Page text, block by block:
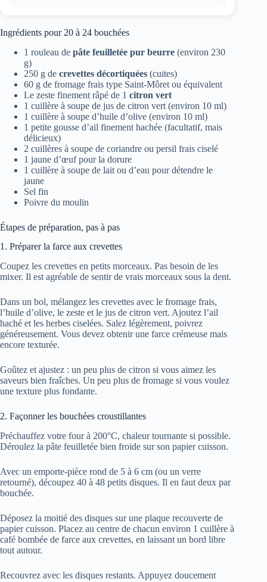
Ingrédients pour 20 à 24 bouchées
1 rouleau de pâte feuilletée pur beurre (environ 230
g)
250 g de crevettes décortiquées (cuites)
60 g de fromage frais type Saint-Môret ou équivalent
Le zeste finement râpé de 1 citron vert
1 cuillère à soupe de jus de citron vert (environ 10 ml)
1 cuillère à soupe d’huile d’olive (environ 10 ml)
1 petite gousse d’ail finement hachée (facultatif, mais
délicieux)
2 cuillères à soupe de coriandre ou persil frais ciselé
1 jaune d’œuf pour la dorure
1 cuillère à soupe de lait ou d’eau pour détendre le
jaune
Sel fin
Poivre du moulin
Étapes de préparation, pas à pas
1. Préparer la farce aux crevettes
Coupez les crevettes en petits morceaux. Pas besoin de les
mixer. Il est agréable de sentir de vrais morceaux sous la dent.
Dans un bol, mélangez les crevettes avec le fromage frais,
l’huile d’olive, le zeste et le jus de citron vert. Ajoutez l’ail
haché et les herbes ciselées. Salez légèrement, poivrez
généreusement. Vous devez obtenir une farce crémeuse mais
encore texturée.
Goûtez et ajustez : un peu plus de citron si vous aimez les
saveurs bien fraîches. Un peu plus de fromage si vous voulez
une texture plus fondante.
2. Façonner les bouchées croustillantes
Préchauffez votre four à 200°C, chaleur tournante si possible.
Déroulez la pâte feuilletée bien froide sur son papier cuisson.
Avec un emporte-pièce rond de 5 à 6 cm (ou un verre
retourné), découpez 40 à 48 petits disques. Il en faut deux par
bouchée.
Déposez la moitié des disques sur une plaque recouverte de
papier cuisson. Placez au centre de chacun environ 1 cuillère à
café bombée de farce aux crevettes, en laissant un bord libre
tout autour.
Recouvrez avec les disques restants. Appuyez doucement